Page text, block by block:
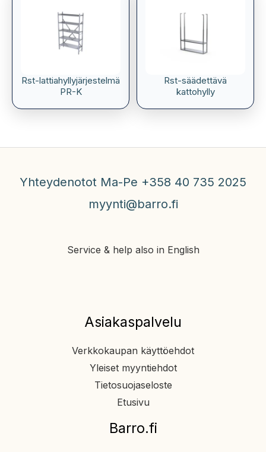
Rst-lattiahyllyjärjestelmä
PR-K
Rst-säädettävä
kattohylly
Yhteydenotot Ma-Pe +358 40 735 2025
myynti@barro.fi
Service & help also in English
Asiakaspalvelu
Verkkokaupan käyttöehdot
Yleiset myyntiehdot
Tietosuojaseloste
Etusivu
Barro.fi